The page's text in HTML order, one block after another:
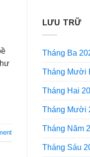
LƯU TRỮ
Tháng Ba
Tháng Mười
Tháng Hai
Tháng Mười
Tháng Năm
Tháng Sáu